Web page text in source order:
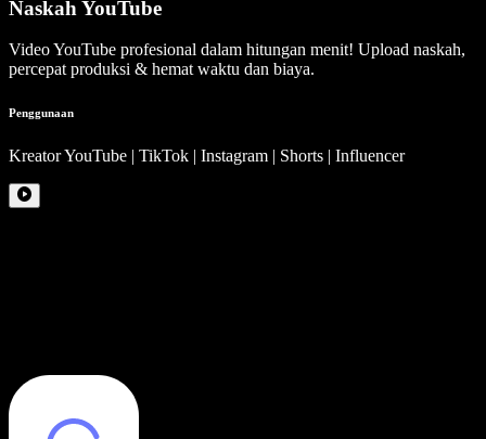
Naskah YouTube
Video YouTube profesional dalam hitungan menit! Upload naskah,
percepat produksi & hemat waktu dan biaya.
Penggunaan
Kreator YouTube | TikTok | Instagram | Shorts | Influencer